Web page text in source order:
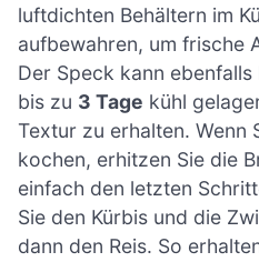
luftdichten Behältern im
aufbewahren, um frische
Der Speck kann
bis zu 3 Tage kühl
Textur zu erhalten. Wenn
kochen, erhitzen Sie die
einfach den letzten
Sie den Kürbis und die
dann den Reis. So